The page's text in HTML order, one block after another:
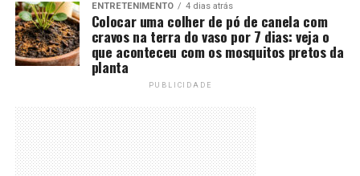
ENTRETENIMENTO 4 dias atrás
Colocar uma colher de pó de canela com
cravos na terra do vaso por 7 dias: veja o
que aconteceu com os mosquitos pretos da
planta
PUBLICIDADE